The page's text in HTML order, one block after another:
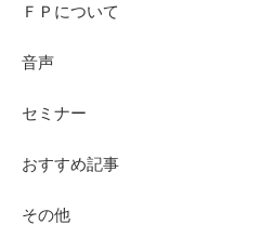
ＦＰについて
音声
セミナー
おすすめ記事
その他